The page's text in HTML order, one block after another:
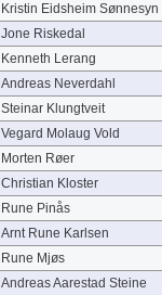
Kristin Eidsheim Sønnesyn
Jone Riskedal
Kenneth Lerang
Andreas Neverdahl
Steinar Klungtveit
Vegard Molaug Vold
Morten Røer
Christian Kloster
Rune Pinås
Arnt Rune Karlsen
Rune Mjøs
Andreas Aarestad Steine